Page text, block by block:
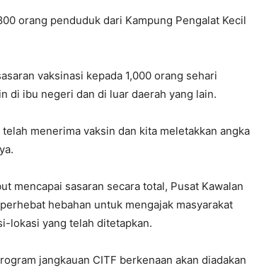
orang penduduk dari Kampung Pengalat Kecil
vaksinasi kepada 1,000 orang sehari
di ibu negeri dan di luar daerah yang lain.
menerima vaksin dan kita meletakkan angka
mencapai sasaran secara total, Pusat Kawalan
hebahan untuk mengajak masyarakat
lokasi yang telah ditetapkan.
jangkauan CITF berkenaan akan diadakan